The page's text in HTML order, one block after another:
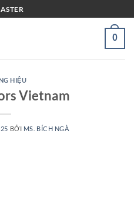
0
HIỆU
Vietnam
BỞI MS. BÍCH NGÀ